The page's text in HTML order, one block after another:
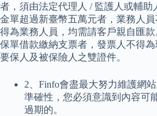
者，須由法定代理人 / 監護人或輔
金單超過新臺幣五萬元者，業務人
得為業務人員，均需請客戶親自匯
保單借款繳納支票者，發票人不得為
要保人及被保險人之雙證件。
2、Finfo會盡最大努力維護網
準確性，您必須意識到內容可
過期的。